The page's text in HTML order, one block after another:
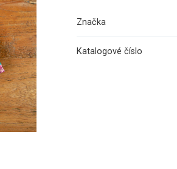
Značka
Katalogové číslo